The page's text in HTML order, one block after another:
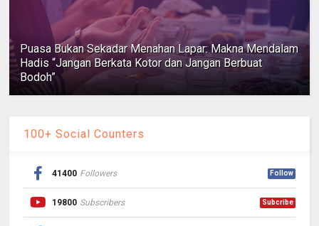
Puasa Bukan Sekadar Menahan Lapar: Makna Mendalam
Hadis “Jangan Berkata Kotor dan Jangan Berbuat
Bodoh”
100+ Social Counters
41400 Followers Follow
19800 Subscribers Subcribe